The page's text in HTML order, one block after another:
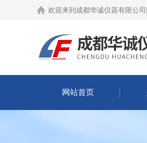
欢迎来到 成都华诚仪器有限公
网站首页